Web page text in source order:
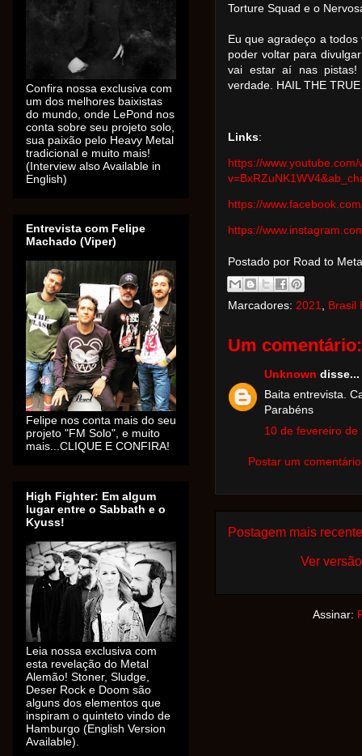
Torture Squad e o
Eu que agradeço a
poder voltar para
vai estar aí nas
verdade. HAIL THE
Links:
https://www.youtube.com/
https://
https://
Postado por Road to
Marcadores: 2021 Brasil
Um comentário:
Unknown disse...
Baita entrevista.
Parabéns
10 de fevereiro de
Postar um comentário
Postagem mais recente
Ver
Assinar:
Confira nossa exclusiva com
um dos melhores baixistas
do mundo, onde LePond nos
conta sobre seu projeto solo,
sua paixão pelo Heavy Metal
tradicional e muito mais!
(Interview also Available in
English)
Entrevista com Felipe
Machado (Viper)
Felipe nos conta mais do seu
projeto "FM Solo", e muito
mais...CLIQUE E CONFIRA!
High Fighter: Em algum
lugar entre o Sabbath e o
Kyuss!
Leia nossa exclusiva com
esta revelação do Metal
Alemão! Stoner, Sludge,
Deser Rock e Doom são
alguns dos elementos que
inspiram o quinteto vindo de
Hamburgo (English Version
Available).